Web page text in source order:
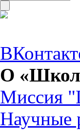
О
Миссия
Научные